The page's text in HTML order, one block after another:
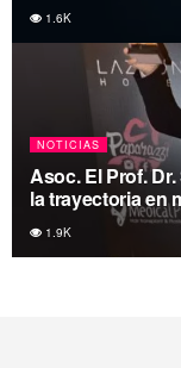
1.6K
NOTICIAS
Asoc. El Prof.
la trayectoria en
1.9K